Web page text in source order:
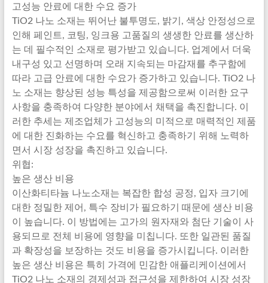
고성능 안료에 대한 수요 증가
TiO2 나노 소재는 뛰어난 불투명도, 밝기, 색상 안정성으로
인해 페인트, 코팅, 잉크용 고품질의 생생한 안료를 생산하
는 데 필수적인 소재로 평가받고 있습니다. 업계에서 더욱
내구성 있고 선명하며 오래 지속되는 마감재를 추구함에
따라 고급 안료에 대한 수요가 증가하고 있습니다. TiO2 나
노 소재는 향상된 성능 특성을 제공함으로써 이러한 요구
사항을 충족하여 다양한 분야에서 채택을 촉진합니다. 이
러한 추세는 제조업체가 고성능의 미적으로 매력적인 제품
에 대한 진화하는 수요를 혁신하고 충족하기 위해 노력하
면서 시장 성장을 촉진하고 있습니다.
위협:
높은 생산 비용
이산화티타늄 나노소재는 복잡한 합성 공정, 입자 크기에
대한 정밀한 제어, 특수 장비가 필요하기 때문에 생산 비용
이 높습니다. 이 방법에는 고가의 원자재와 첨단 기술이 사
용되므로 전체 비용에 영향을 미칩니다. 또한 일관된 품질
과 확장성을 보장하는 것도 비용을 증가시킵니다. 이러한
높은 생산 비용은 특히 가격에 민감한 애플리케이션에서
TiO2 나노 소재의 경제성과 접근성을 제한하여 시장 성장